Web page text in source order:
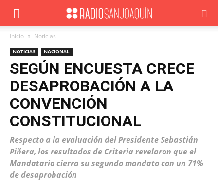
Inicio Noticias
NOTICIAS NACIONAL
SEGÚN ENCUESTA CRECE
DESAPROBACIÓN A LA
CONVENCIÓN
CONSTITUCIONAL
Respecto a la evaluación del Presidente Sebastián
Piñera, los resultados de Criteria revelaron que el
Mandatario cierra su segundo mandato con un 71%
de desaprobación